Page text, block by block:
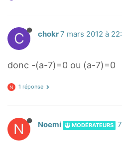
C chokr7 mars 2012 à
donc -(a-7)=0 ou (a-7)=0
N 1 réponse
N Noemi MODÉRATEURS